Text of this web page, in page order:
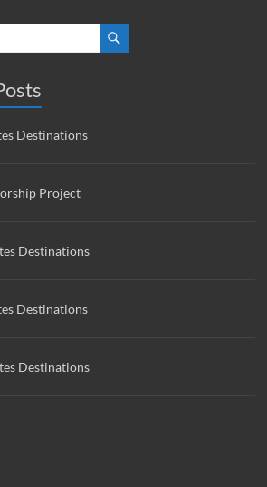
Destinations
Project
Destinations
Destinations
Destinations